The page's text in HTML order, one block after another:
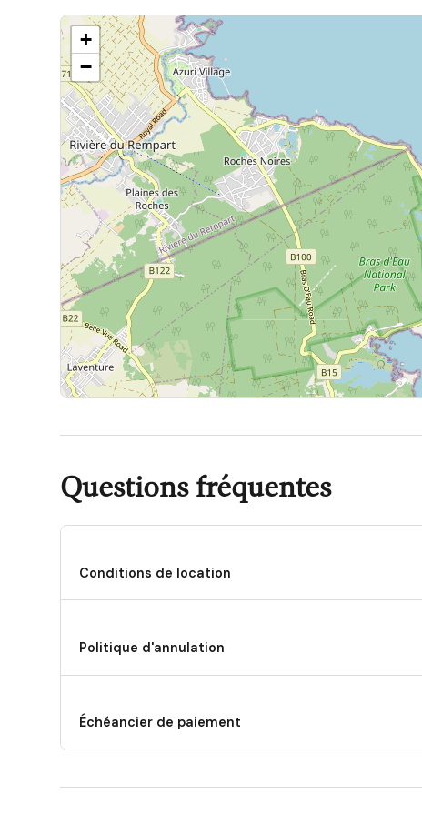
Avec ses 4 chambres climatisées, chacune disposant
intimité et sérénité à ses hôtes.
Ses vastes espaces de vie comprennent un salon
équipée ainsi qu’une terrasse idéale pour profiter de
Pour des instants de pure relaxation, la villa dispose
rafraîchir sous le soleil.
Le séjour minimum est de 6 nuits, sauf pendant la période
Les arrivées se font à partir de 15h et les départs avant
Pour plus de flexibilité, un supplément correspondant à
de départ tardif.
Offrez-vous une parenthèse d’évasion dans un lieu
Table à repasser
Wi Fi
+
−
Questions fréquentes
Conditions de location
Politique d'annulation
Échéancier de paiement